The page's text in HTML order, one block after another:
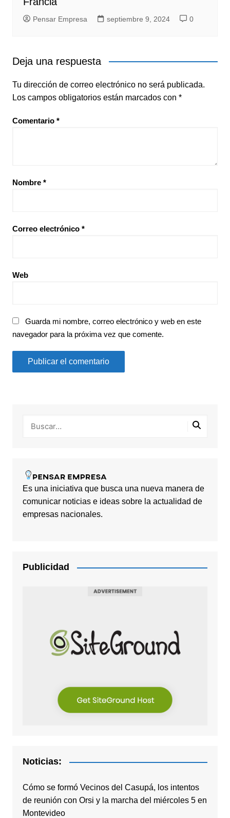
Pensar Empresa septiembre 9, 2024 0
Deja una respuesta
Tu dirección de correo electrónico no será publicada.
Los campos obligatorios están marcados con *
Comentario *
Nombre *
Correo electrónico *
Web
Guarda mi nombre, correo electrónico y web en este
navegador para la próxima vez que comente.
Es una iniciativa que busca una nueva manera de
comunicar noticias e ideas sobre la actualidad de
empresas nacionales.
Publicidad
Noticias:
Cómo se formó Vecinos del Casupá, los intentos
de reunión con Orsi y la marcha del miércoles 5 en
Montevideo